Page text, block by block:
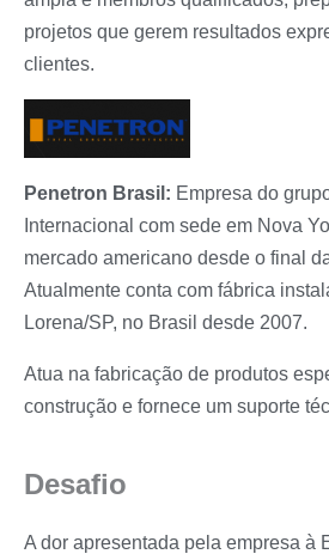
projetos que gerem resultados
clientes.
Penetron Brasil: Empresa do
Internacional com sede em Nova
mercado americano desde o final
Atualmente conta com fábrica
Lorena/SP, no Brasil desde 2007.
Atua na fabricação de produtos
construção e fornece um suporte
Desafio
A dor apresentada pela empresa à